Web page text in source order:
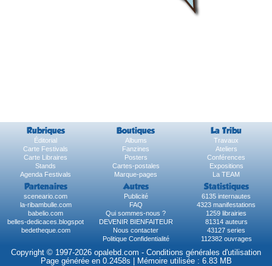
Rubriques Boutiques La Tribu
Éditorial Albums
Travaux
Carte Festivals
Fanzines
Ateliers
Carte Libraires
Posters
Conférences
Stands
Cartes-postales
Expositions
Agenda Festivals
Marque-pages La TEAM
Partenaires Autres Statistiques
sceneario.com Publicité
6135 internautes
la-ribambulle.com
FAQ
4323 manifestations
babelio.com
Qui sommes-nous ?
1259 librairies
belles-dedicaces.blogspot
DEVENIR BIENFAITEUR
81314 auteurs
bedetheque.com
Nous contacter
43127 series
Politique Confidentialité
112382 ouvrages
Copyright © 1997-2026 opalebd.com - Conditions générales d'utilisation
Page générée en 0.2458s | Mémoire utilisée : 6.83 MB